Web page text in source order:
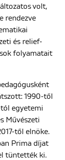
volt,
rendezve
és relief-
folyamatait
1990-től
egyetemi
Művészeti
től elnöke.
Prima díjat
tüntették ki.